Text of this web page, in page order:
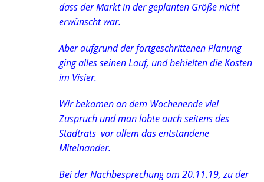
dass der Markt in der geplanten Größe nicht
erwünscht war.
Aber aufgrund der fortgeschrittenen Planung
ging alles seinen Lauf, und behielten die Kosten
im Visier.
Wir bekamen an dem Wochenende viel
Zuspruch und man lobte auch seitens des
Stadtrats vor allem das entstandene
Miteinander.
Bei der Nachbesprechung am 20.11.19, zu der